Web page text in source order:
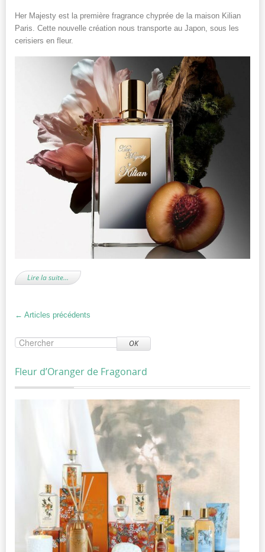
Her Majesty est la première fragrance chyprée de la maison Kilian
Paris. Cette nouvelle création nous transporte au Japon, sous les
cerisiers en fleur.
Lire la suite…
← Articles précédents
OK
Fleur d’Oranger de Fragonard